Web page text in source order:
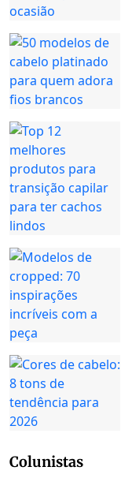
Colunistas